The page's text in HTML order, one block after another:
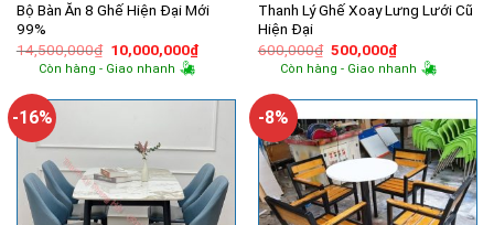
Bộ Bàn Ăn 8 Ghế Hiện Đại Mới
99%
14,500,000₫ Giá
gốc
là:
10,000,000₫Giá
hiện
10,000,000₫.
Còn hàng - Giao nhanh
Thanh Lý Ghế Xoay Lưng Lưới Cũ
Hiện Đại
600,000₫ Giá
gốc
là:
500,000₫Giá
hiện
tại
500,000₫.
Còn hàng - Giao nhanh
-16% -8%